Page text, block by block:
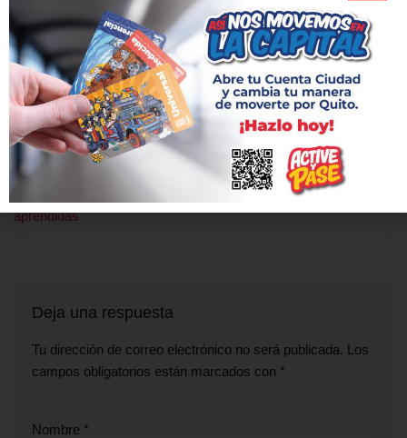
ESTACIÓN IÑAQUITO
METRO DE QUITO OPERACIÓN
ANTERIOR
Metro de Quito y Metro de
Bogotá compartieron
aprendidas
Así funcionará el Metro de
Quito durante el próximo
Deja una respuesta
Tu dirección de correo electrónico no será publicada. Los
campos obligatorios están marcados con *
Nombre *